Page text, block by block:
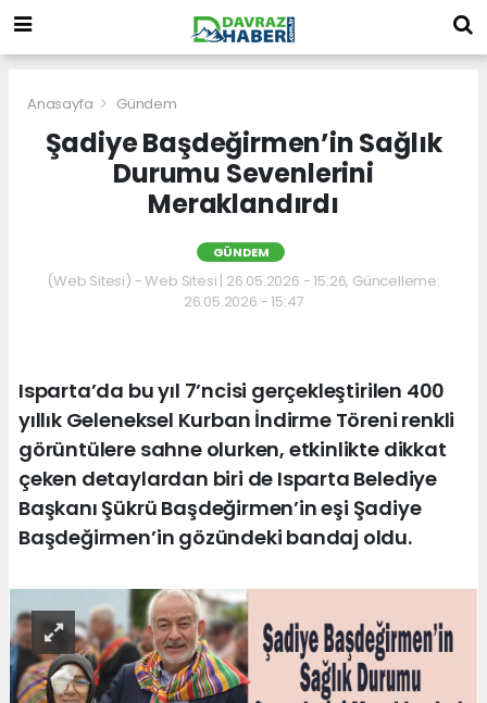
Anasayfa Gündem
Şadiye Başdeğirmen’in Sağlık
Durumu Sevenlerini
Meraklandırdı
GÜNDEM
(Web Sitesi) - Web Sitesi | 26.05.2026 - 15:26, Güncelleme:
26.05.2026 - 15:47
Isparta’da bu yıl 7’ncisi gerçekleştirilen 400
yıllık Geleneksel Kurban İndirme Töreni renkli
görüntülere sahne olurken, etkinlikte dikkat
çeken detaylardan biri de Isparta Belediye
Başkanı Şükrü Başdeğirmen’in eşi Şadiye
Başdeğirmen’in gözündeki bandaj oldu.